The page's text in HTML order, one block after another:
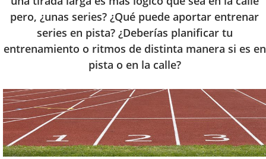
pero, ¿unas series? ¿Qué puede aportar entrenar
series en pista? ¿Deberías planificar tu
entrenamiento o ritmos de distinta manera si es en
pista o en la calle?